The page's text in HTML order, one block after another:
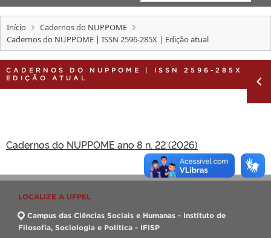
PORTARIAS
Início
Cadernos do NUPPOME
Cadernos do NUPPOME | ISSN 2596-285X | Edição atual
CADERNOS DO NUPPOME | ISSN 2596-285X |
EDIÇÃO ATUAL
Cadernos do NUPPOME ano 8 n. 22 (2026)
LOCALIZE A UFPEL
Campus das Ciências Sociais e Humanas - Instituto de
Filosofia, Sociologia e Política - IFISP